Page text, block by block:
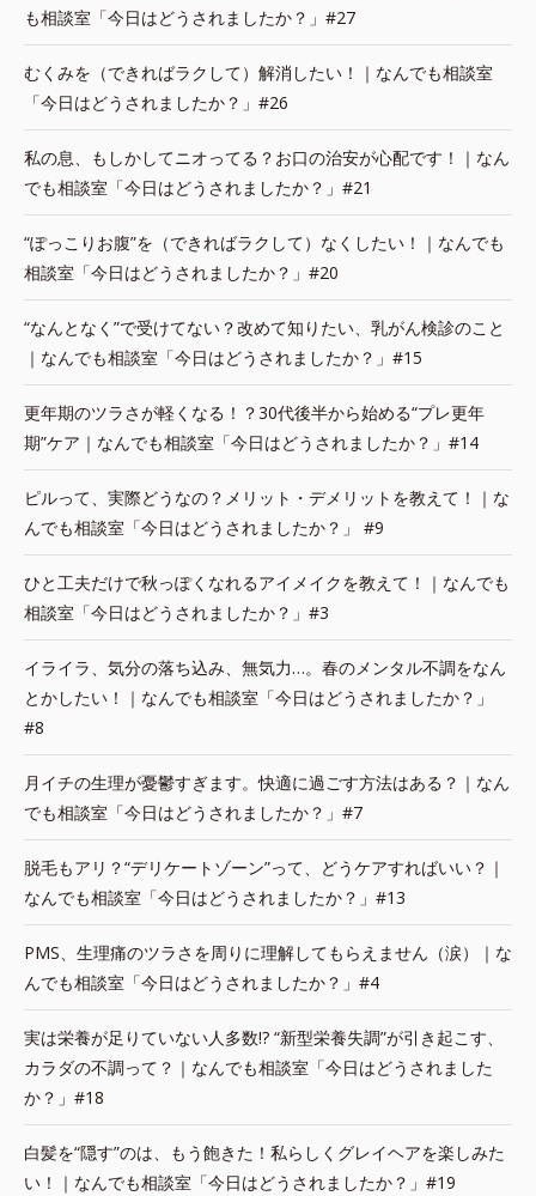
も相談室「今日はどうされましたか？」#27
むくみを（できればラクして）解消したい！｜なんでも相談室
「今日はどうされましたか？」#26
私の息、もしかしてニオってる？お口の治安が心配です！｜なん
でも相談室「今日はどうされましたか？」#21
“ぽっこりお腹”を（できればラクして）なくしたい！｜なんでも
相談室「今日はどうされましたか？」#20
“なんとなく”で受けてない？改めて知りたい、乳がん検診のこと
｜なんでも相談室「今日はどうされましたか？」#15
更年期のツラさが軽くなる！？30代後半から始める“プレ更年
期”ケア｜なんでも相談室「今日はどうされましたか？」#14
ピルって、実際どうなの？メリット・デメリットを教えて！｜な
んでも相談室「今日はどうされましたか？」 #9
ひと工夫だけで秋っぽくなれるアイメイクを教えて！｜なんでも
相談室「今日はどうされましたか？」#3
イライラ、気分の落ち込み、無気力…。春のメンタル不調をなん
とかしたい！｜なんでも相談室「今日はどうされましたか？」
#8
月イチの生理が憂鬱すぎます。快適に過ごす方法はある？｜なん
でも相談室「今日はどうされましたか？」#7
脱毛もアリ？“デリケートゾーン”って、どうケアすればいい？｜
なんでも相談室「今日はどうされましたか？」#13
PMS、生理痛のツラさを周りに理解してもらえません（涙）｜な
んでも相談室「今日はどうされましたか？」#4
実は栄養が足りていない人多数!? “新型栄養失調”が引き起こす、
カラダの不調って？｜なんでも相談室「今日はどうされました
か？」#18
白髪を“隠す”のは、もう飽きた！私らしくグレイヘアを楽しみた
い！｜なんでも相談室「今日はどうされましたか？」#19